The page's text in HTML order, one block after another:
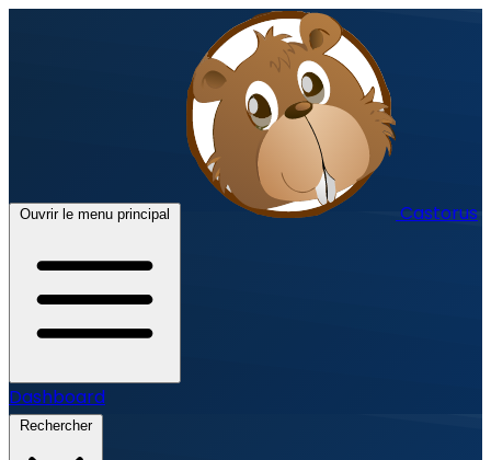
Ouvrir le menu principal Castorus
Dashboard
Rechercher